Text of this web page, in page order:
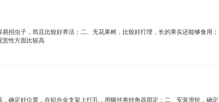
招虫子，而且比较好养活；二、无花果树，比较好打理，长的果实还能够食用；
赏性方面比较高
确定好位置，在铝合金支架上打孔，用螺丝将转角器固定；二、安装滑轮，确定